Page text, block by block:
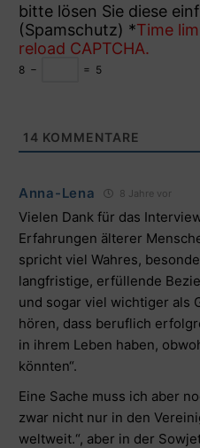
bitte lösen Sie diese
(Spamschutz) *Time
reload CAPTCHA.
8 − = 5
14 KOMMENTARE
Anna-Lena 8 Jahre vor
Vielen Dank für das
Erfahrungen älterer
spricht viel Wahres,
langfristige, erfüllende
und sogar viel wichtiger als
hören, dass beruflich
in ihrem Leben haben,
könnten“.
Eine Sache muss ich aber
zwar nicht nur in den
weltweit.“, aber in der